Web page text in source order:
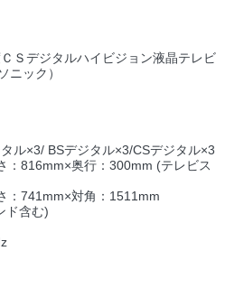
Ｓデジタルハイビジョン液晶テレビ
ニック）
ル×3/ BSデジタル×3/CSデジタル×3
：816mm×奥行：300mm (テレビス
：741mm×対角：1511mm
ド含む)